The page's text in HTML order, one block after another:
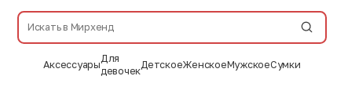
Аксессуары
Для
девочек
ДетскоеЖенскоеМужскоеСумки